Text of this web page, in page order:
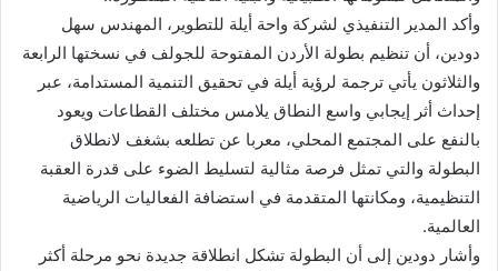
وأكد المدير التنفيذي لشركة واحة أيلة للتطوير، المهندس سهل
دودين، أن تنظيم بطولة الأردن ‏المفتوحة ‏للجولف في نسختها الرابعة
والثلاثون يأتي ترجمة لرؤية أيلة في تحقيق التنمية ‏المستدامة، عبر
إحداث أثر ‏إيجابي واسع النطاق يلامس مختلف القطاعات ويعود
بالنفع على ‏المجتمع المحلي، معربا عن تطلعه ‏بشغف لانطلاق
البطولة والتي تمثل فرصة مثالية لتسليط ‏الضوء على قدرة العقبة
التنظيمية، ومكانتها ‏المتقدمة في استضافة الفعاليات الرياضية
العالمية.‏
وأشار دودين إلى أن البطولة تشكل انطلاقة جديدة نحو مرحلة أكثر